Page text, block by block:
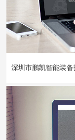
“深圳市鹏凯智能装备
深圳市鹏凯智能装备